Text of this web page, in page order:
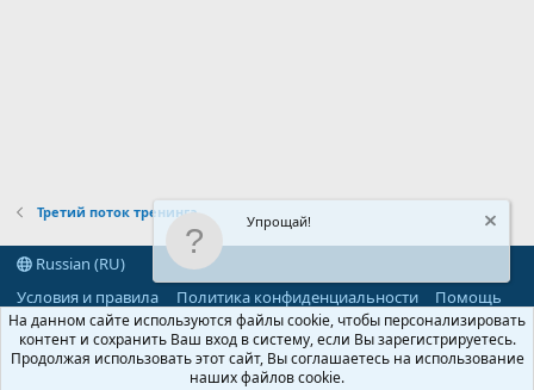
Третий поток тренинга.
Russian (RU)
Условия и правила
Политика конфиденциальности Помощь
R
S
Community platform by XenForo® © 2010-2026 XenForo Ltd.
Parts of this site powered byadd-ons from DragonByte™
Упрощай!
На данном сайте используются файлы cookie, чтобы персонализировать
контент и сохранить Ваш вход в систему, если Вы зарегистрируетесь.
Продолжая использовать этот сайт, Вы соглашаетесь на использование
наших файлов cookie.